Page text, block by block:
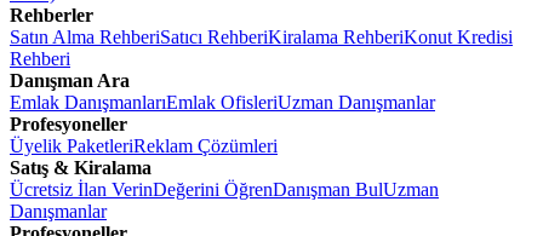
Rehberler
Satın Alma RehberiSatıcı RehberiKiralama RehberiKonut Kredisi
Rehberi
Danışman Ara
Emlak DanışmanlarıEmlak OfisleriUzman Danışmanlar
Profesyoneller
Üyelik PaketleriReklam Çözümleri
Satış & Kiralama
Ücretsiz İlan VerinDeğerini ÖğrenDanışman BulUzman
Danışmanlar